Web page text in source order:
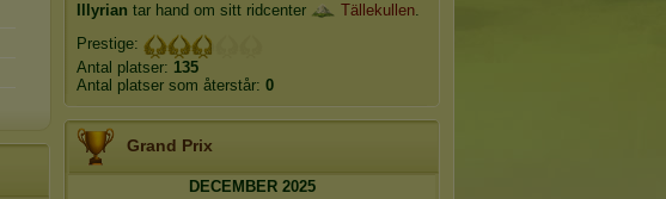
Illyrian tar hand om sitt ridcenter Tällekullen.
Prestige:
Antal platser: 135
Antal platser som återstår: 0
Grand Prix
DECEMBER 2025